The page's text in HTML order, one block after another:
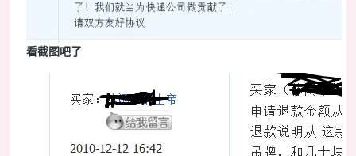
看截图吧了